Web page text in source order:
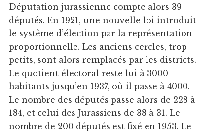
Députation jurassienne compte alors 39
députés. En 1921, une nouvelle loi introduit
le système d’élection par la représentation
proportionnelle. Les anciens cercles, trop
petits, sont alors remplacés par les districts.
Le quotient électoral reste lui à 3000
habitants jusqu’en 1937, où il passe à 4000.
Le nombre des députés passe alors de 228 à
184, et celui des Jurassiens de 38 à 31. Le
nombre de 200 députés est fixé en 1953. Le